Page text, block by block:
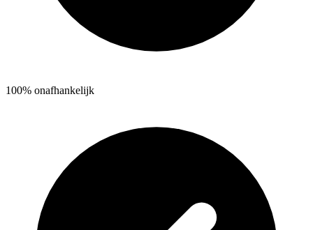
100% onafhankelijk